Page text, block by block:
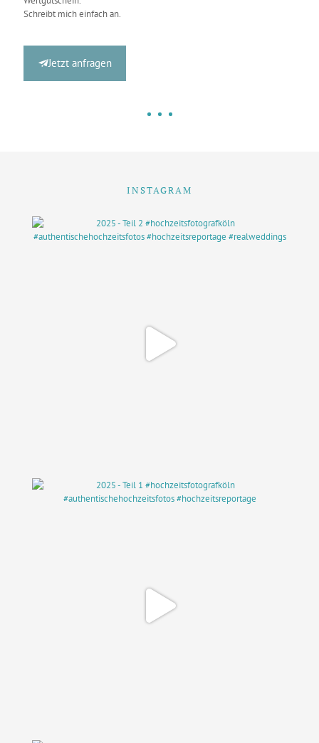
Schreibt mich einfach an.
Jetzt anfragen
INSTAGRAM